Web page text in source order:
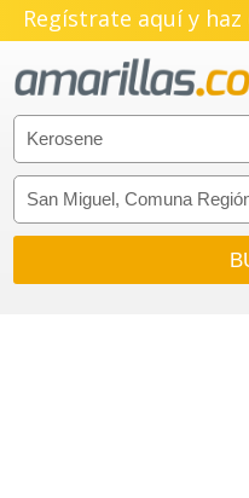
Regístrate aquí y